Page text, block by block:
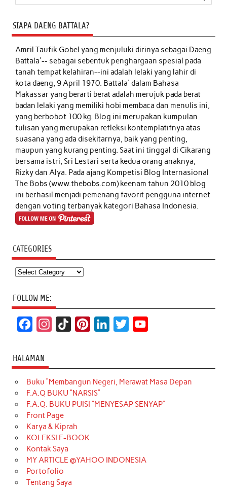
SIAPA DAENG BATTALA?
Amril Taufik Gobelyang menjuluki dirinya sebagai Daeng
Battala'-- sebagai sebentuk penghargaan spesial pada
tanah tempat kelahiran--ini adalah lelaki yang lahir di
kota daeng, 9 April 1970. Battala' dalam Bahasa
Makassar yang berarti berat adalah merujuk pada berat
badan lelaki yang memiliki hobi membaca dan menulis ini,
yang berbobot 100 kg. Blog ini merupakan kumpulan
tulisan yang merupakan refleksi kontemplatifnya atas
suasana yang ada disekitarnya, baik yang penting,
maupun yang kurang penting. Saat ini tinggal di Cikarang
bersama istri, Sri Lestari serta kedua orang anaknya,
Rizky dan Alya. Pada ajang Kompetisi Blog Internasional
The Bobs (www.thebobs.com) keenam tahun 2010 blog
ini berhasil menjadi pemenang favorit pengguna internet
dengan voting terbanyak kategori Bahasa Indonesia.
CATEGORIES
Categories
FOLLOW ME:
c
e
b
o
o
k
t
a
g
r
a
m
T
o
k
t
e
r
k
e
d
t
t
e
T
u
b
HALAMAN
Buku “Membangun Negeri, Merawat Masa Depan
F.A.Q BUKU “NARSIS”
F.A.Q. BUKU PUISI “MENYESAP SENYAP”
Front Page
Karya & Kiprah
KOLEKSI E-BOOK
Kontak Saya
MY ARTICLE @YAHOO INDONESIA
Portofolio
Tentang Saya